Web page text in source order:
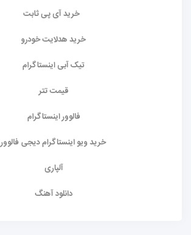
خرید آی پی ثابت
خرید هدلایت خودرو
تیک آبی اینستاگرام
قیمت تتر
فالوور اینستاگرام
خرید ویو اینستاگرام دیجی فالوور
آلپاری
دانلود آهنگ